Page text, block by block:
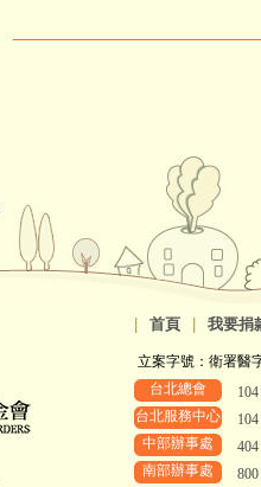
首頁 我要捐
立案字號：衛署醫
台北總會
台北服務中心
中部辦事處
南部辦事處